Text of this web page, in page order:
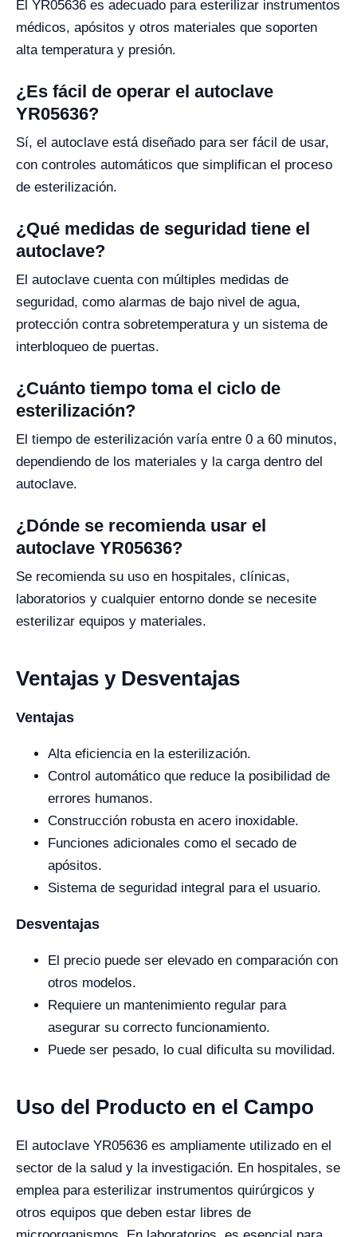
El YR05636 es adecuado para esterilizar instrumentos
médicos, apósitos y otros materiales que soporten
alta temperatura y presión.
¿Es fácil de operar el autoclave
YR05636?
Sí, el autoclave está diseñado para ser fácil de usar,
con controles automáticos que simplifican el proceso
de esterilización.
¿Qué medidas de seguridad tiene el
autoclave?
El autoclave cuenta con múltiples medidas de
seguridad, como alarmas de bajo nivel de agua,
protección contra sobretemperatura y un sistema de
interbloqueo de puertas.
¿Cuánto tiempo toma el ciclo de
esterilización?
El tiempo de esterilización varía entre 0 a 60 minutos,
dependiendo de los materiales y la carga dentro del
autoclave.
¿Dónde se recomienda usar el
autoclave YR05636?
Se recomienda su uso en hospitales, clínicas,
laboratorios y cualquier entorno donde se necesite
esterilizar equipos y materiales.
Ventajas y Desventajas
Ventajas
Alta eficiencia en la esterilización.
Control automático que reduce la posibilidad de
errores humanos.
Construcción robusta en acero inoxidable.
Funciones adicionales como el secado de
apósitos.
Sistema de seguridad integral para el usuario.
Desventajas
El precio puede ser elevado en comparación con
otros modelos.
Requiere un mantenimiento regular para
asegurar su correcto funcionamiento.
Puede ser pesado, lo cual dificulta su movilidad.
Uso del Producto en el Campo
El autoclave YR05636 es ampliamente utilizado en el
sector de la salud y la investigación. En hospitales, se
emplea para esterilizar instrumentos quirúrgicos y
otros equipos que deben estar libres de